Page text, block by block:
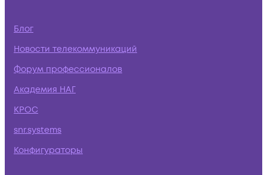
Блог
Новости телекоммуникаций
Форум профессионалов
Академия НАГ
КРОС
snr.systems
Конфигураторы